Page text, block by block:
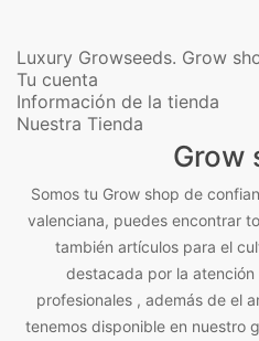
Luxury Growseeds. Grow
Tu cuenta
Información de la tienda
Nuestra Tienda
Grow
Somos tu Grow shop de
valenciana, puedes encontrar
también artículos para el
destacada por la
profesionales , además de el
tenemos disponible en nuestro